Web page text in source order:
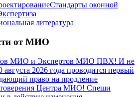
Стандарты оконной
литература
от МИО
МИО и Экспертов МИО ПВХ! И не
августа 2026 года проводится первый
право на продление
Центра МИО! Спеши